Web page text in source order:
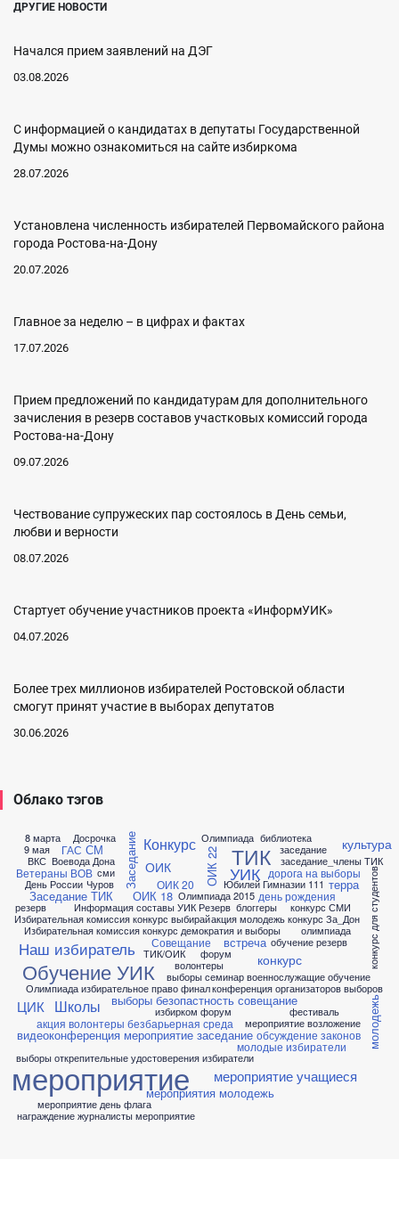
ДРУГИЕ НОВОСТИ
Начался прием заявлений на ДЭГ
03.08.2026
C информацией о кандидатах в депутаты Государственной
Думы можно ознакомиться на сайте избиркома
28.07.2026
Установлена численность избирателей Первомайского района
города Ростова-на-Дону
20.07.2026
Главное за неделю – в цифрах и фактах
17.07.2026
Прием предложений по кандидатурам для дополнительного
зачисления в резерв составов участковых комиссий города
Ростова-на-Дону
09.07.2026
Чествование супружеских пар состоялось в День семьи,
любви и верности
08.07.2026
Cтартует обучение участников проекта «ИнформУИК»
04.07.2026
Более трех миллионов избирателей Ростовской области
смогут принят участие в выборах депутатов
30.06.2026
Облако тэгов
8 марта
9 мая
ВКС
Ветераны ВОВ
Воевода Дона
ГАС
День России
Досрочка Заседание
Заседание ТИК
Избирательная комиссия конкурс выбирай
Избирательная комиссия конкурс демократия и выборы
Информация составы УИК Резерв
Конкурс
Наш избиратель
ОИК
ОИК 18
ОИК 20 ОИК 22
Обучение УИК
Олимпиада
Олимпиада 2015
Олимпиада избирательное право финал
СМ
Совещание
ТИК
ТИК/ОИК
УИК
ЦИК
Чуров
Школы
Юбилей Гимназии 111
акция волонтеры безбарьерная среда
акция молодежь конкурс За_Дон
библиотека
блоггеры
видеоконференция мероприятие заседание
волонтеры
встреча
выборы безопастность совещание
выборы открепительные удостоверения избиратели
выборы семинар военнослужащие обучение
день рождения
дорога на выборы
заседание
заседание_члены ТИК
избирком форум
конкурс
конкурс СМИ конкурс для студентов
конференция организаторов выборов
культура
мероприятие
мероприятие возложение
мероприятие день флага
мероприятие учащиеся
мероприятия молодежь
молодежь
молодые избиратели
награждение журналисты мероприятие
обсуждение законов
обучение резерв
олимпиада
резерв
сми
терра
фестиваль
форум